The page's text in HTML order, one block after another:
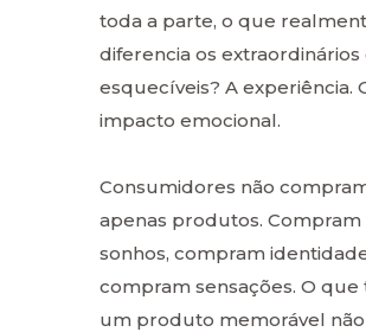
toda a parte, o que
diferencia os extraordinários
esquecíveis? A experiência.
impacto emocional.
Consumidores não
apenas produtos. Compram
sonhos, compram
compram sensações. O que
um produto memorável